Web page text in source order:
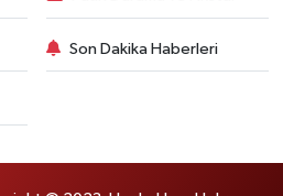
Son Dakika Haberleri